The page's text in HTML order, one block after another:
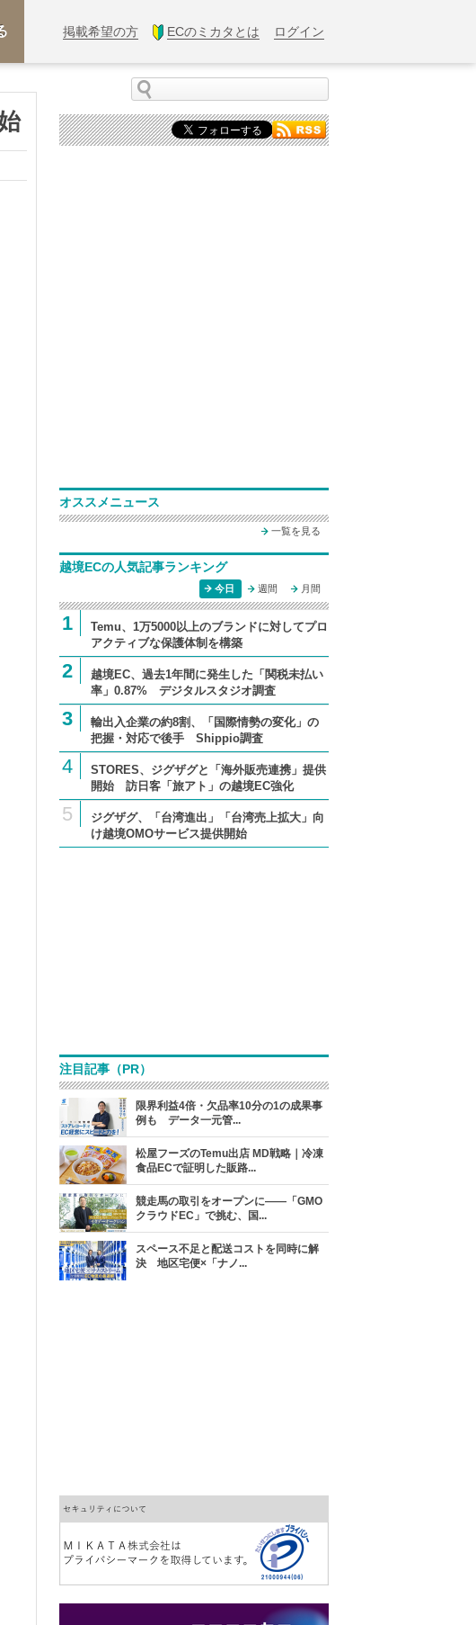
掲載希望の方 ECのミカタとは ログイン
オススメニュース
一覧を見る
越境ECの人気記事ランキング
今日 週間 月間
1
Temu、1万5000以上のブランドに対してプロ
アクティブな保護体制を構築
2
越境EC、過去1年間に発生した「関税未払い
率」0.87% デジタルスタジオ調査
3
輸出入企業の約8割、「国際情勢の変化」の
把握・対応で後手 Shippio調査
4
STORES、ジグザグと「海外販売連携」提供
開始 訪日客「旅アト」の越境EC強化
5
ジグザグ、「台湾進出」「台湾売上拡大」向
け越境OMOサービス提供開始
注目記事（PR）
限界利益4倍・欠品率10分の1の成果事
例も データ一元管...
松屋フーズのTemu出店 MD戦略｜冷凍
食品ECで証明した販路...
競走馬の取引をオープンに――「GMO
クラウドEC」で挑む、国...
スペース不足と配送コストを同時に解
決 地区宅便×「ナノ...